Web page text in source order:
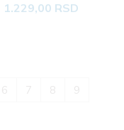
1.229,00 RSD